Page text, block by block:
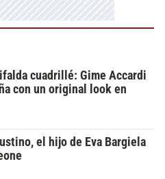
cuadrillé: Gime Accardi
con un original look en
el hijo de Eva Bargiela